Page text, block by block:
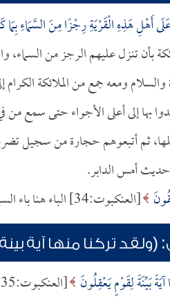
أَهْلِ هَذِهِ الْقَرْيَةِ رِجْزًا مِنَ السَّمَاءِ
بأن تنزل عليهم الرجز من
ومعه جمع من الملائكة
بها إلى أعلى الأجواء حتى سمع من
ثم أتبعوهم حجارة من سجيل
أمس الدابر.
[العنكبوت:34] الباء هنا باء السببية، أي: بسبب فسقهم وفحشائهم وفسادهم ومنكرهم.
(ولقد تركنا منها آية
بَيِّنَةً لِقَوْمٍ يَعْقِلُونَ [العنكبوت:35].